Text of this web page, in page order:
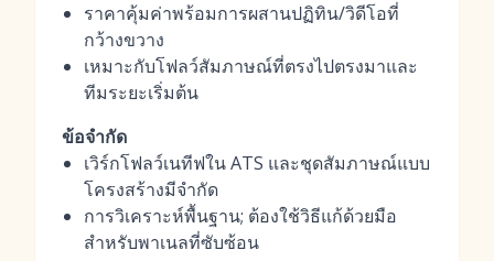
ราคาคุ้มค่าพร้อมการผสานปฏิทิน/วิดีโอที่
กว้างขวาง
เหมาะกับโฟลว์สัมภาษณ์ที่ตรงไปตรงมาและ
ทีมระยะเริ่มต้น
ข้อจำกัด
เวิร์กโฟลว์เนทีฟใน ATS และชุดสัมภาษณ์แบบ
โครงสร้างมีจำกัด
การวิเคราะห์พื้นฐาน; ต้องใช้วิธีแก้ด้วยมือ
สำหรับพาเนลที่ซับซ้อน